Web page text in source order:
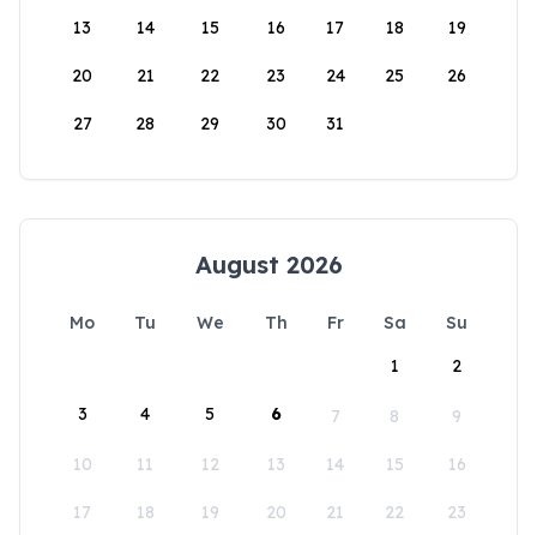
13 14 15 16 17 18 19
20 21 22 23 24 25 26
27 28 29 30 31
August 2026
Mo Tu We Th Fr Sa
Su
1
2
3 4 5 6 7 8 9
10 11 12 13 14 15 16
17 18 19 20 21 22 23